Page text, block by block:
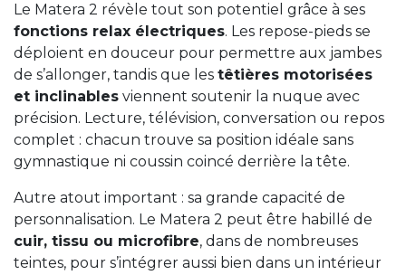
Le Matera 2 révèle tout son potentiel grâce à ses
fonctions relax électriques. Les repose-pieds se
déploient en douceur pour permettre aux jambes
de s’allonger, tandis que les têtières motorisées
et inclinables viennent soutenir la nuque avec
précision. Lecture, télévision, conversation ou repos
complet : chacun trouve sa position idéale sans
gymnastique ni coussin coincé derrière la tête.
Autre atout important : sa grande capacité de
personnalisation. Le Matera 2 peut être habillé de
cuir, tissu ou microfibre, dans de nombreuses
teintes, pour s’intégrer aussi bien dans un intérieur